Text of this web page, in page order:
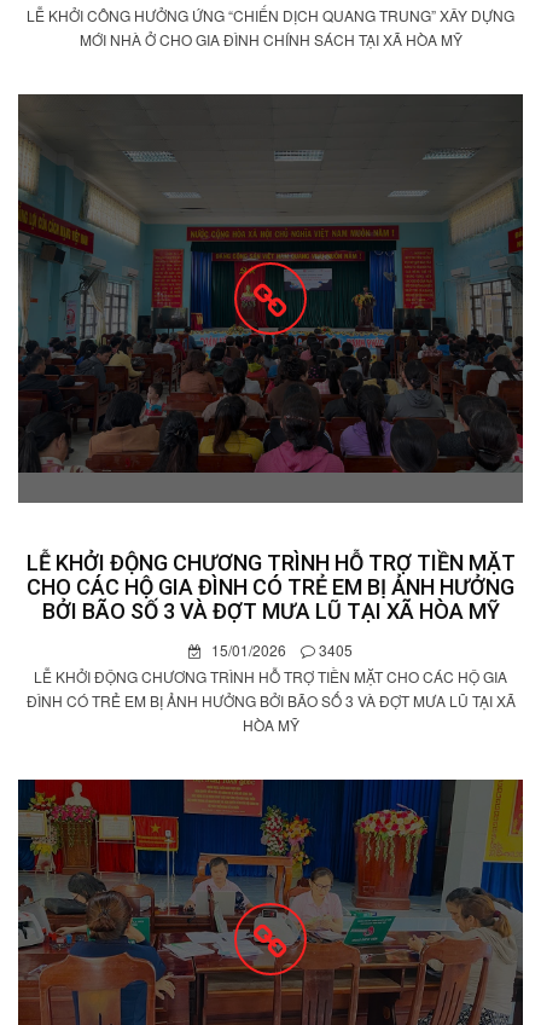
LỄ KHỞI CÔNG HƯỞNG ỨNG “CHIẾN DỊCH QUANG TRUNG” XÂY DỰNG
MỚI NHÀ Ở CHO GIA ĐÌNH CHÍNH SÁCH TẠI XÃ HÒA MỸ
LỄ KHỞI ĐỘNG CHƯƠNG TRÌNH HỖ TRỢ TIỀN MẶT
CHO CÁC HỘ GIA ĐÌNH CÓ TRẺ EM BỊ ẢNH HƯỞNG
BỞI BÃO SỐ 3 VÀ ĐỢT MƯA LŨ TẠI XÃ HÒA MỸ
15/01/2026
3405
LỄ KHỞI ĐỘNG CHƯƠNG TRÌNH HỖ TRỢ TIỀN MẶT CHO CÁC HỘ GIA
ĐÌNH CÓ TRẺ EM BỊ ẢNH HƯỞNG BỞI BÃO SỐ 3 VÀ ĐỢT MƯA LŨ TẠI XÃ
HÒA MỸ